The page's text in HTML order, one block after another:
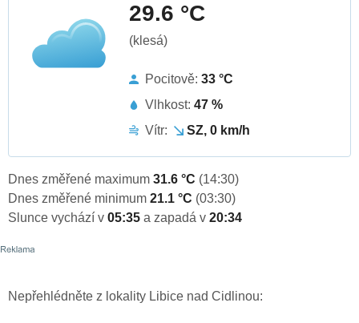
29.6 °C
(klesá)
Pocitově: 33 °C
Vlhkost: 47 %
Vítr:
SZ, 0 km/h
Dnes změřené maximum 31.6 °C (14:30)
Dnes změřené minimum 21.1 °C (03:30)
Slunce vychází v 05:35 a zapadá v 20:34
Nepřehlédněte z lokality Libice nad Cidlinou: